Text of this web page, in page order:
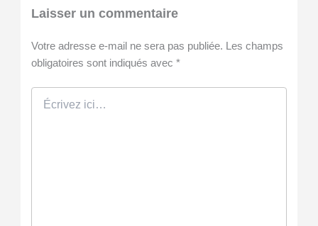
Laisser un commentaire
Votre adresse e-mail ne sera pas publiée.
Les champs
obligatoires sont indiqués avec *
Écrivez
ici…